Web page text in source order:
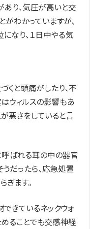
り、気圧が高いと交
わかっていますが、
なり、１日中やる気
くと頭痛がしたり、不
ウィルスの影響もあ
悪さをしていると言
ばれる耳の中の器官
だったら、応急処置
ます。
きているネックウォ
ることでも交感神経